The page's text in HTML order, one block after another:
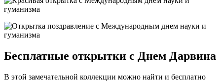
Бесплатные открытки с Днем Дарвина
В этой замечательной коллекции можно найти и бесплатно